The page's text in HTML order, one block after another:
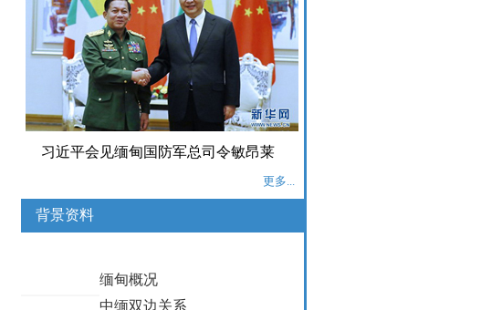
习近平会见缅甸国防军总司令敏昂莱
更多...
背景资料
缅甸概况
中缅双边关系